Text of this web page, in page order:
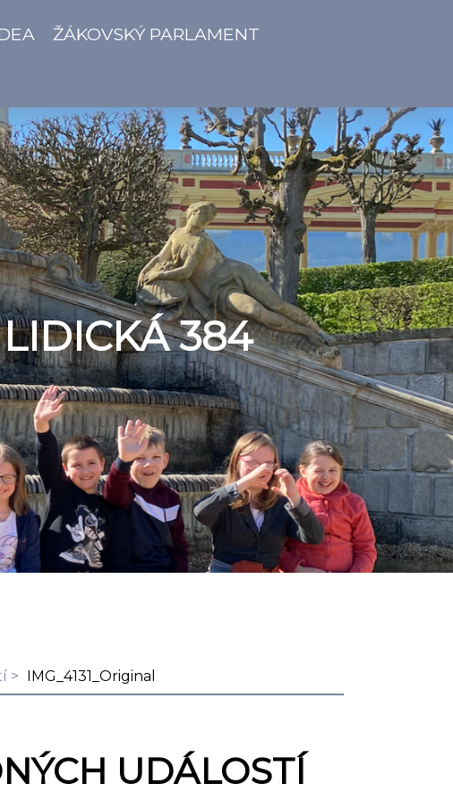
ŽÁKOVSKÝ PARLAMENT
384
IMG_4131_Original
UDÁLOSTÍ